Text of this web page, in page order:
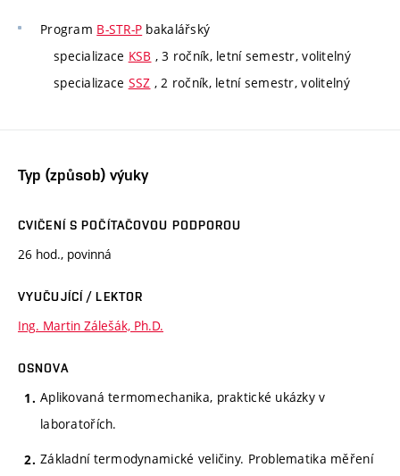
Program B-STR-P bakalářský
specializace KSB , 3 ročník, letní semestr, volitelný
specializace SSZ , 2 ročník, letní semestr, volitelný
Typ (způsob) výuky
CVIČENÍ S POČÍTAČOVOU PODPOROU
26 hod., povinná
VYUČUJÍCÍ / LEKTOR
Ing. Martin Zálešák, Ph.D.
OSNOVA
Aplikovaná termomechanika, praktické ukázky v
laboratořích.
Základní termodynamické veličiny. Problematika měření